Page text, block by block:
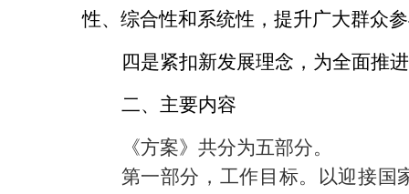
性、综合性和系统性，提升广大群众
四是紧扣新发展理念，为全面推
二、主要内容
《方案》共分为五部分。
第一部分，工作目标。
以迎接国